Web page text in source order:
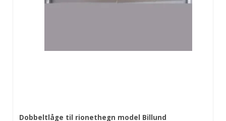
Dobbeltlåge til rionethegn model Billund